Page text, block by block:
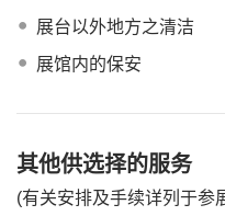
展台以外地方之清洁
展馆内的保安
其他供选择的服务
(有关安排及手续详列于参